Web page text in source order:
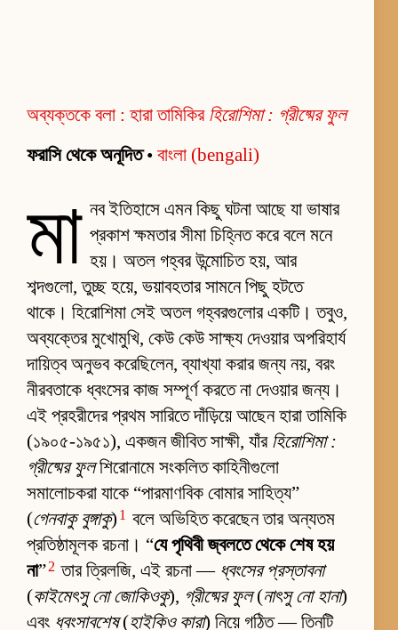
অব্যক্তকে বলা : হারা তামিকির হিরোশিমা : গ্রীষ্মের ফুল
ফরাসি থেকে অনূদিত• বাংলা (bengali)
মা নব ইতিহাসে এমন কিছু ঘটনা আছে যা ভাষার
প্রকাশ ক্ষমতার সীমা চিহ্নিত করে বলে মনে
হয়। অতল গহ্বর উন্মোচিত হয়, আর
শব্দগুলো, তুচ্ছ হয়ে, ভয়াবহতার সামনে পিছু হটতে
থাকে। হিরোশিমা সেই অতল গহ্বরগুলোর একটি। তবুও,
অব্যক্তের মুখোমুখি, কেউ কেউ সাক্ষ্য দেওয়ার অপরিহার্য
দায়িত্ব অনুভব করেছিলেন, ব্যাখ্যা করার জন্য নয়, বরং
নীরবতাকে ধ্বংসের কাজ সম্পূর্ণ করতে না দেওয়ার জন্য।
এই প্রহরীদের প্রথম সারিতে দাঁড়িয়ে আছেন হারা তামিকি
(১৯০৫-১৯৫১), একজন জীবিত সাক্ষী, যাঁর হিরোশিমা :
গ্রীষ্মের ফুলশিরোনামে সংকলিত কাহিনীগুলো
সমালোচকরা যাকে “পারমাণবিক বোমার সাহিত্য”
(গেনবাকু বুঙ্গাকু) 1 বলে অভিহিত করেছেন তার অন্যতম
প্রতিষ্ঠামূলক রচনা। “যে পৃথিবী জ্বলতে থেকে শেষ হয়
না”2 তার ত্রিলজি, এই রচনা — ধ্বংসের প্রস্তাবনা
(কাইমেৎসু নো জোকিওকু), গ্রীষ্মের ফুল(নাৎসু নো হানা)
এবং ধ্বংসাবশেষ(হাইকিও কারা) নিয়ে গঠিত — তিনটি